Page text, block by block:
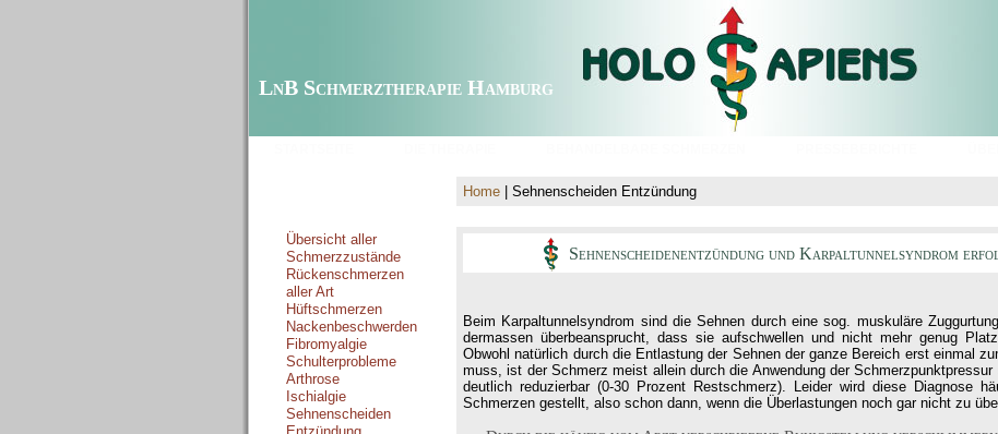
LnB Schmerztherapie Hamburg
Übersicht aller
Schmerzzustände
Rückenschmerzen
aller Art
Hüftschmerzen
Nackenbeschwerden
Fibromyalgie
Schulterprobleme
Arthrose
Ischialgie
Sehnenscheiden
Home | Sehnenscheiden Entzündung
Sehnenscheidenentzündung und Karpaltunnelsyndrom
Beim Karpaltunnelsyndrom sind die Sehnen durch eine sog. muskuläre
dermassen überbeansprucht, dass sie aufschwellen und nicht mehr genug
Obwohl natürlich durch die Entlastung der Sehnen der ganze Bereich erst einmal
muss, ist der Schmerz meist allein durch die Anwendung der
deutlich reduzierbar (0-30 Prozent Restschmerz). Leider wird diese Diagnose
Schmerzen gestellt, also schon dann, wenn die Überlastungen noch gar nicht zu